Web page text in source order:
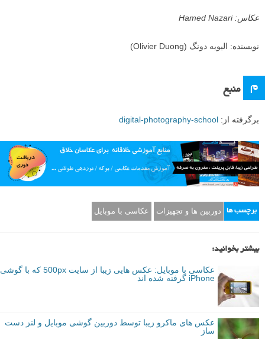
عکاس: Misha Vallejo
عکاس: Nuno Perestrelo